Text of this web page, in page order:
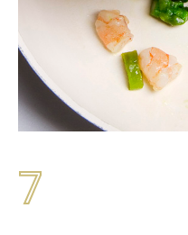
7